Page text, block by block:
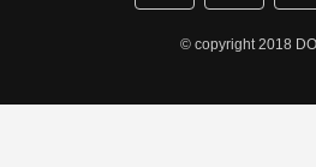
© copyright 2018